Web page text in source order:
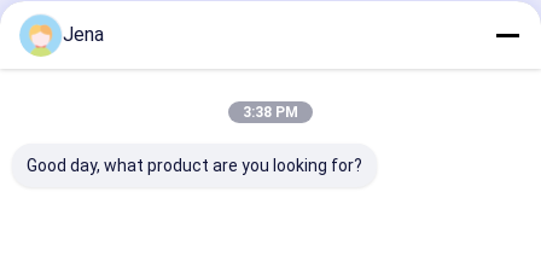
Jena
3:38 PM
Good day, what product are you looking for?